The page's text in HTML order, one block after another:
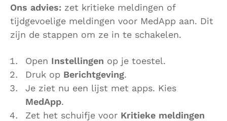
Ons advies: zet kritieke meldingen of
tijdgevoelige meldingen voor MedApp aan. Dit
zijn de stappen om ze in te schakelen.
Open Instellingen op je toestel.
Druk op Berichtgeving.
Je ziet nu een lijst met apps. Kies
MedApp.
Zet het schuifje voor Kritieke meldingen